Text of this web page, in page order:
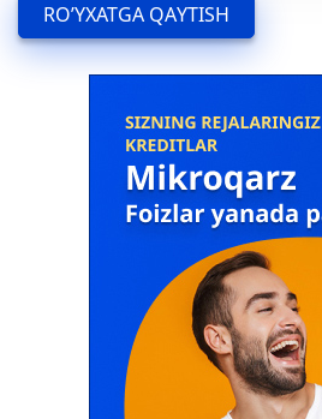
RO’YXATGA QAYTISH